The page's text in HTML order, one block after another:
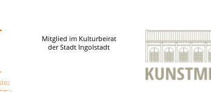
Mitglied im Kulturbeirat
der Stadt Ingolstadt